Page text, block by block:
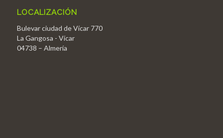
LOCALIZACIÓN
Bulevar ciudad de Vícar 770
La Gangosa - Vícar
04738 – Almería